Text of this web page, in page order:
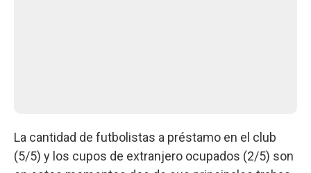
La cantidad de futbolistas a préstamo en el club
(5/5) y los cupos de extranjero ocupados (2/5) son